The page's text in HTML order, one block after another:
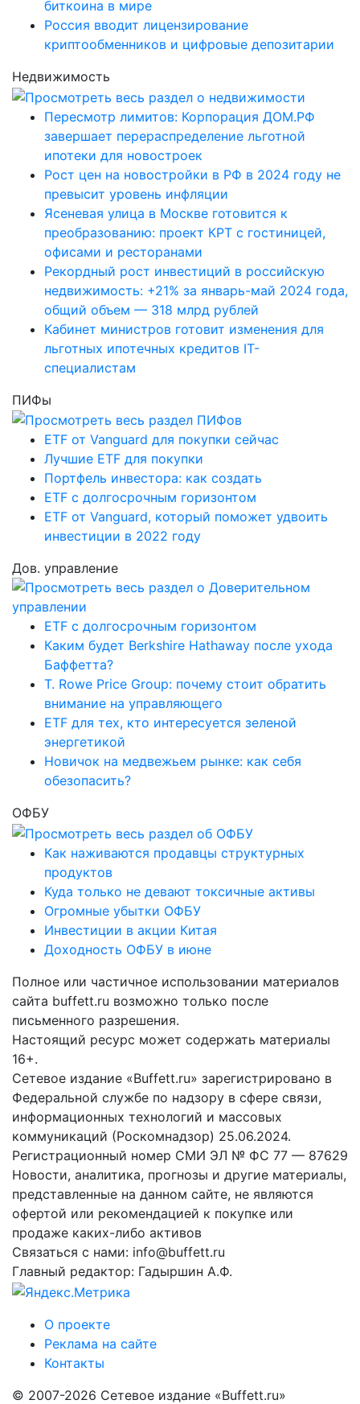
биткоина в мире
Россия вводит лицензирование
криптообменников и цифровые депозитарии
Недвижимость
Пересмотр лимитов: Корпорация ДОМ.РФ
завершает перераспределение льготной
ипотеки для новостроек
Рост цен на новостройки в РФ в 2024 году не
превысит уровень инфляции
Ясеневая улица в Москве готовится к
преобразованию: проект КРТ с гостиницей,
офисами и ресторанами
Рекордный рост инвестиций в российскую
недвижимость: +21% за январь-май 2024 года,
общий объем — 318 млрд рублей
Кабинет министров готовит изменения для
льготных ипотечных кредитов IT-
специалистам
ПИФы
ETF от Vanguard для покупки сейчас
Лучшие ETF для покупки
Портфель инвестора: как создать
ETF с долгосрочным горизонтом
ETF от Vanguard, который поможет удвоить
инвестиции в 2022 году
Дов. управление
ETF с долгосрочным горизонтом
Каким будет Berkshire Hathaway после ухода
Баффетта?
T. Rowe Price Group: почему стоит обратить
внимание на управляющего
ETF для тех, кто интересуется зеленой
энергетикой
Новичок на медвежьем рынке: как себя
обезопасить?
ОФБУ
Как наживаются продавцы структурных
продуктов
Куда только не девают токсичные активы
Огромные убытки ОФБУ
Инвестиции в акции Китая
Доходность ОФБУ в июне
Полное или частичное использовании материалов
сайта buffett.ru возможно только после
письменного разрешения.
Настоящий ресурс может содержать материалы
16+.
Сетевое издание «Buffett.ru» зарегистрировано в
Федеральной службе по надзору в сфере связи,
информационных технологий и массовых
коммуникаций (Роскомнадзор) 25.06.2024.
Регистрационный номер СМИ ЭЛ № ФС 77 — 87629
Новости, аналитика, прогнозы и другие материалы,
представленные на данном сайте, не являются
офертой или рекомендацией к покупке или
продаже каких-либо активов
Связаться с нами: info@buffett.ru
Главный редактор: Гадыршин А.Ф.
О проекте
Реклама на сайте
Контакты
© 2007-2026 Сетевое издание «Buffett.ru»